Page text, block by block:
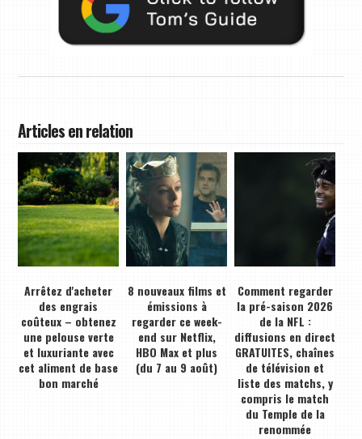
Articles en relation
Arrêtez d'acheter
des engrais
coûteux – obtenez
une pelouse verte
et luxuriante avec
cet aliment de base
bon marché
8 nouveaux films et
émissions à
regarder ce week-
end sur Netflix,
HBO Max et plus
(du 7 au 9 août)
Comment regarder
la pré-saison 2026
de la NFL :
diffusions en direct
GRATUITES, chaînes
de télévision et
liste des matchs, y
compris le match
du Temple de la
renommée